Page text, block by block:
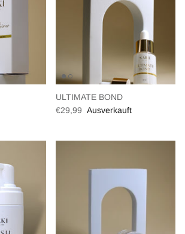
ULTIMATE BOND
€29,99 Ausverkauft